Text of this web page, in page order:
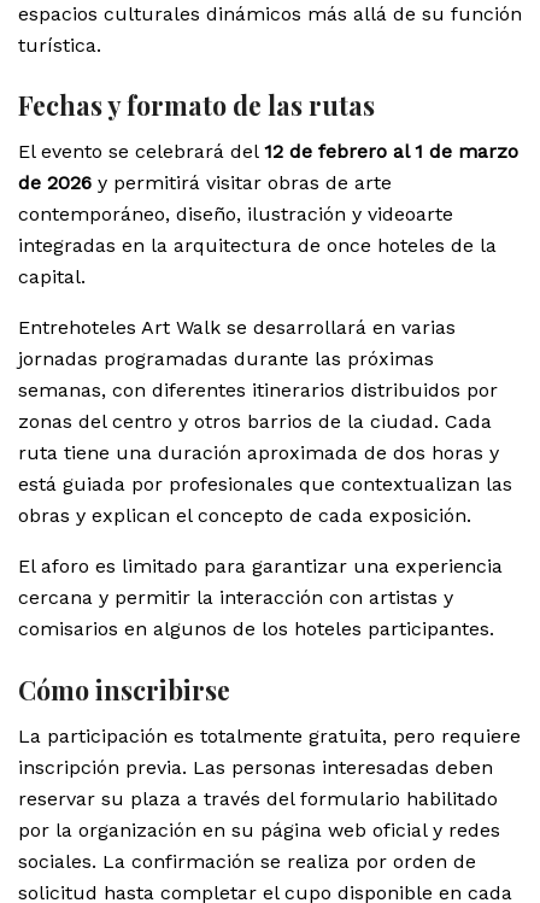
espacios culturales dinámicos más allá de su función
turística.
Fechas y formato de las rutas
El evento se celebrará del 12 de febrero al 1 de marzo
de 2026 y permitirá visitar obras de arte
contemporáneo, diseño, ilustración y videoarte
integradas en la arquitectura de once hoteles de la
capital.
Entrehoteles Art Walk se desarrollará en varias
jornadas programadas durante las próximas
semanas, con diferentes itinerarios distribuidos por
zonas del centro y otros barrios de la ciudad. Cada
ruta tiene una duración aproximada de dos horas y
está guiada por profesionales que contextualizan las
obras y explican el concepto de cada exposición.
El aforo es limitado para garantizar una experiencia
cercana y permitir la interacción con artistas y
comisarios en algunos de los hoteles participantes.
Cómo inscribirse
La participación es totalmente gratuita, pero requiere
inscripción previa. Las personas interesadas deben
reservar su plaza a través del formulario habilitado
por la organización en su página web oficial y redes
sociales. La confirmación se realiza por orden de
solicitud hasta completar el cupo disponible en cada